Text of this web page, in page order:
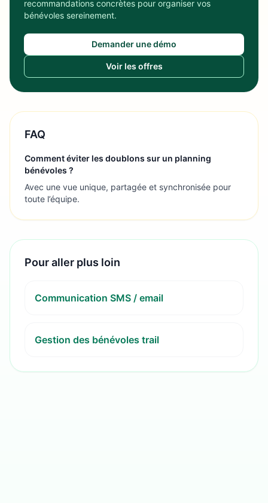
recommandations concrètes pour organiser vos
bénévoles sereinement.
Demander une démo
Voir les offres
FAQ
Comment éviter les doublons sur un planning
bénévoles ?
Avec une vue unique, partagée et synchronisée pour
toute l’équipe.
Pour aller plus loin
Communication SMS / email
Gestion des bénévoles trail